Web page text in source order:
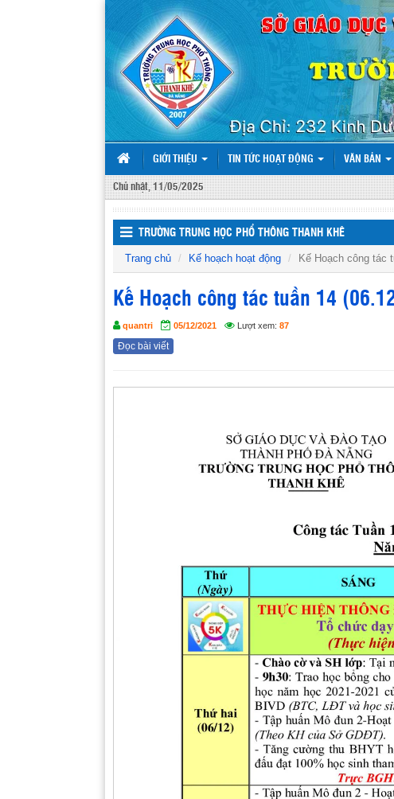
GIỚI THIỆU TIN TỨC HOẠT ĐỘNG VĂN BẢN
Chủ nhật, 11/05/2025
TRƯỜNG TRUNG HỌC PHỔ THÔNG THANH KHÊ
Trang chủ Kế hoạch hoạt động Kế Hoạch công tác
Kế Hoạch công tác tuần 14
quantri 05/12/2021 Lượt xem: 87
Đọc bài viết